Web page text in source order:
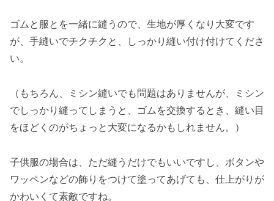
ゴムと服とを一緒に縫うので、生地が厚くなり大変です
が、手縫いでチクチクと、しっかり縫い付け付けてくださ
い。
（もちろん、ミシン縫いでも問題はありませんが、ミシン
でしっかり縫ってしまうと、ゴムを交換するとき、縫い目
をほどくのがちょっと大変になるかもしれません。）
子供服の場合は、ただ縫うだけでもいいですし、ボタンや
ワッペンなどの飾りをつけて塗ってあげても、仕上がりが
かわいくて素敵ですね。